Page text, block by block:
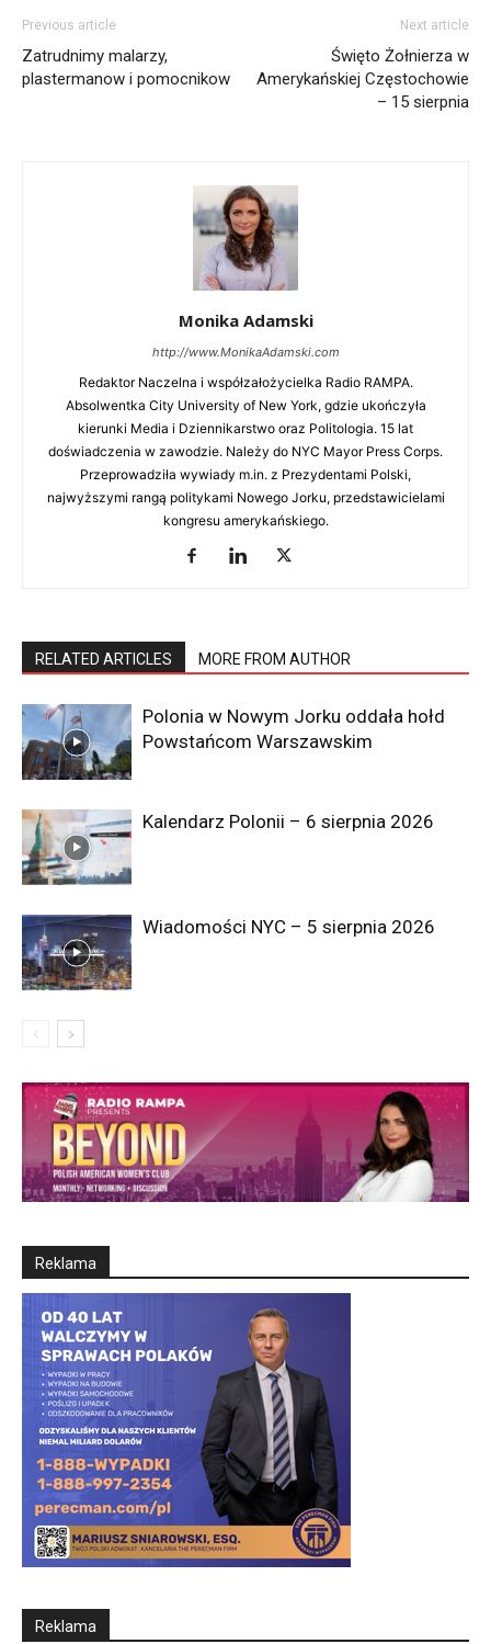
Radio RAMPA
Redaktor Naczelna i współzałożycielka Radio
RAMPA. Absolwentka City University of New York,
gdzie ukończyła kierunki Media i Dziennikarstwo
oraz Politologia. 15 lat doświadczenia w zawodzie.
Należy do NYC Mayor Press Corps. Przeprowadziła
rangą politykami Nowego Jorku, przedstawicielami
kongresu amerykańskiego.
Previous article
Zatrudnimy malarzy,
plastermanow i pomocnikow
Next article
Święto Żołnierza w
Amerykańskiej Częstochowie
– 15 sierpnia
Monika Adamski
http://www.MonikaAdamski.com
Redaktor Naczelna i współzałożycielka Radio RAMPA.
Absolwentka City University of New York, gdzie ukończyła
kierunki Media i Dziennikarstwo oraz Politologia. 15 lat
doświadczenia w zawodzie. Należy do NYC Mayor Press Corps.
Przeprowadziła wywiady m.in. z Prezydentami Polski,
najwyższymi rangą politykami Nowego Jorku, przedstawicielami
kongresu amerykańskiego.
RELATED ARTICLES MORE FROM AUTHOR
Polonia w Nowym Jorku oddała hołd
Powstańcom Warszawskim
Kalendarz Polonii – 6 sierpnia 2026
Wiadomości NYC – 5 sierpnia 2026
Reklama
Reklama